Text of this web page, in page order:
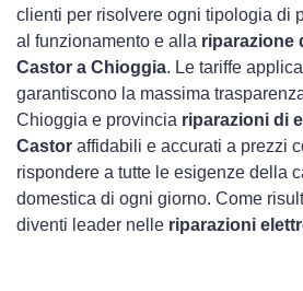
clienti per risolvere ogni tipologia di
al funzionamento e alla riparazione
Castor a Chioggia. Le tariffe
garantiscono la massima
Chioggia e provincia riparazioni di
Castor affidabili e accurati a prezzi
rispondere a tutte le esigenze della
domestica di ogni giorno. Come
diventi leader nelle riparazioni